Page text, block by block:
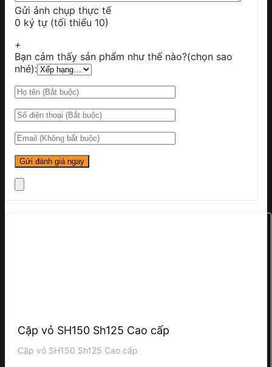
Gửi ảnh chụp thực tế
0 ký tự (tối thiểu 10)
+
Bạn cảm thấy sản phẩm như thế nào?(chọn sao
nhé):
Cặp vỏ SH150 Sh125 Cao cấp
Cặp vỏ SH150 Sh125 Cao cấp